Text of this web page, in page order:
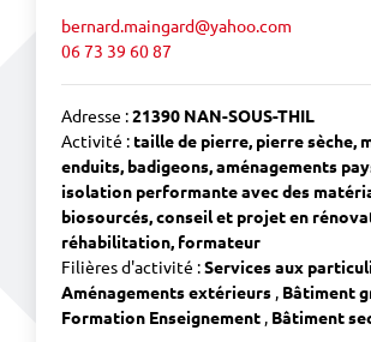
bernard.maingard@yahoo.com
06 73 39 60 87
Adresse :21390 NAN-SOUS-THIL
Activité :taille de pierre, pierre sèche,
enduits, badigeons, aménagements
isolation performante avec des
biosourcés, conseil et projet en
réhabilitation, formateur
Filières d'activité :Services aux
Aménagements extérieurs , Bâtiment
Formation Enseignement , Bâtiment